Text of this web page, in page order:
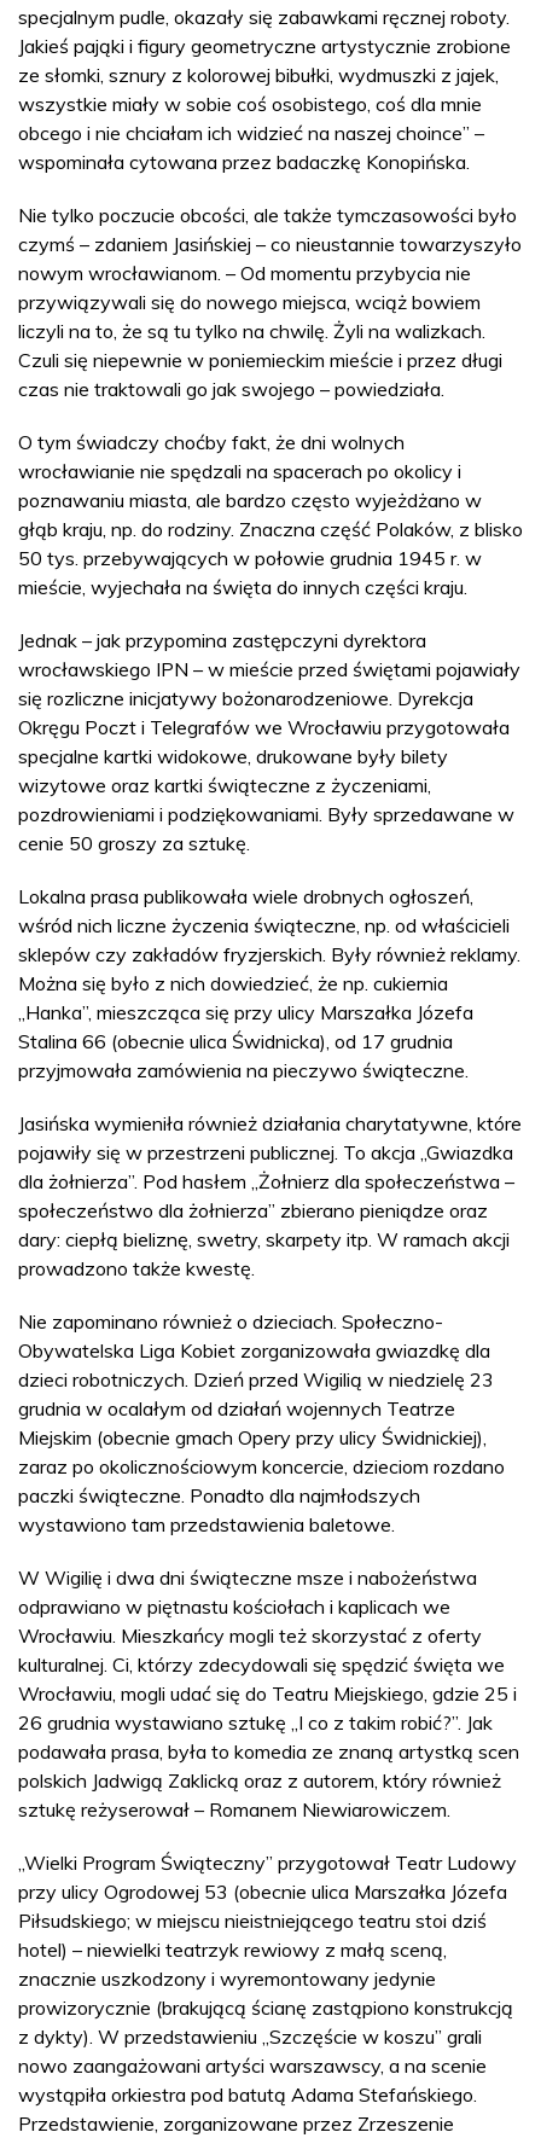
specjalnym pudle, okazały się zabawkami ręcznej roboty.
Jakieś pająki i figury geometryczne artystycznie zrobione
ze słomki, sznury z kolorowej bibułki, wydmuszki z jajek,
wszystkie miały w sobie coś osobistego, coś dla mnie
obcego i nie chciałam ich widzieć na naszej choince” –
wspominała cytowana przez badaczkę Konopińska.
Nie tylko poczucie obcości, ale także tymczasowości było
czymś – zdaniem Jasińskiej – co nieustannie towarzyszyło
nowym wrocławianom. – Od momentu przybycia nie
przywiązywali się do nowego miejsca, wciąż bowiem
liczyli na to, że są tu tylko na chwilę. Żyli na walizkach.
Czuli się niepewnie w poniemieckim mieście i przez długi
czas nie traktowali go jak swojego – powiedziała.
O tym świadczy choćby fakt, że dni wolnych
wrocławianie nie spędzali na spacerach po okolicy i
poznawaniu miasta, ale bardzo często wyjeżdżano w
głąb kraju, np. do rodziny. Znaczna część Polaków, z blisko
50 tys. przebywających w połowie grudnia 1945 r. w
mieście, wyjechała na święta do innych części kraju.
Jednak – jak przypomina zastępczyni dyrektora
wrocławskiego IPN – w mieście przed świętami pojawiały
się rozliczne inicjatywy bożonarodzeniowe. Dyrekcja
Okręgu Poczt i Telegrafów we Wrocławiu przygotowała
specjalne kartki widokowe, drukowane były bilety
wizytowe oraz kartki świąteczne z życzeniami,
pozdrowieniami i podziękowaniami. Były sprzedawane w
cenie 50 groszy za sztukę.
Lokalna prasa publikowała wiele drobnych ogłoszeń,
wśród nich liczne życzenia świąteczne, np. od właścicieli
sklepów czy zakładów fryzjerskich. Były również reklamy.
Można się było z nich dowiedzieć, że np. cukiernia
„Hanka”, mieszcząca się przy ulicy Marszałka Józefa
Stalina 66 (obecnie ulica Świdnicka), od 17 grudnia
przyjmowała zamówienia na pieczywo świąteczne.
Jasińska wymieniła również działania charytatywne, które
pojawiły się w przestrzeni publicznej. To akcja „Gwiazdka
dla żołnierza”. Pod hasłem „Żołnierz dla społeczeństwa –
społeczeństwo dla żołnierza” zbierano pieniądze oraz
dary: ciepłą bieliznę, swetry, skarpety itp. W ramach akcji
prowadzono także kwestę.
Nie zapominano również o dzieciach. Społeczno-
Obywatelska Liga Kobiet zorganizowała gwiazdkę dla
dzieci robotniczych. Dzień przed Wigilią w niedzielę 23
grudnia w ocalałym od działań wojennych Teatrze
Miejskim (obecnie gmach Opery przy ulicy Świdnickiej),
zaraz po okolicznościowym koncercie, dzieciom rozdano
paczki świąteczne. Ponadto dla najmłodszych
wystawiono tam przedstawienia baletowe.
W Wigilię i dwa dni świąteczne msze i nabożeństwa
odprawiano w piętnastu kościołach i kaplicach we
Wrocławiu. Mieszkańcy mogli też skorzystać z oferty
kulturalnej. Ci, którzy zdecydowali się spędzić święta we
Wrocławiu, mogli udać się do Teatru Miejskiego, gdzie 25 i
26 grudnia wystawiano sztukę „I co z takim robić?”. Jak
podawała prasa, była to komedia ze znaną artystką scen
polskich Jadwigą Zaklicką oraz z autorem, który również
sztukę reżyserował – Romanem Niewiarowiczem.
„Wielki Program Świąteczny” przygotował Teatr Ludowy
przy ulicy Ogrodowej 53 (obecnie ulica Marszałka Józefa
Piłsudskiego; w miejscu nieistniejącego teatru stoi dziś
hotel) – niewielki teatrzyk rewiowy z małą sceną,
znacznie uszkodzony i wyremontowany jedynie
prowizorycznie (brakującą ścianę zastąpiono konstrukcją
z dykty). W przedstawieniu „Szczęście w koszu” grali
nowo zaangażowani artyści warszawscy, a na scenie
wystąpiła orkiestra pod batutą Adama Stefańskiego.
Przedstawienie, zorganizowane przez Zrzeszenie